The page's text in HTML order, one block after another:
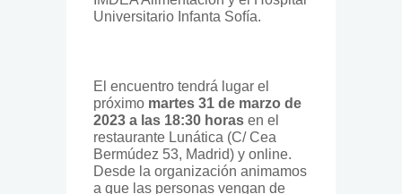
Universitario Infanta Sofía.
El encuentro tendrá lugar el
próximo martes 31 de marzo de
2023 a las 18:30 horas en el
restaurante Lunática (C/ Cea
Bermúdez 53, Madrid) y online.
Desde la organización animamos
a que las personas vengan de